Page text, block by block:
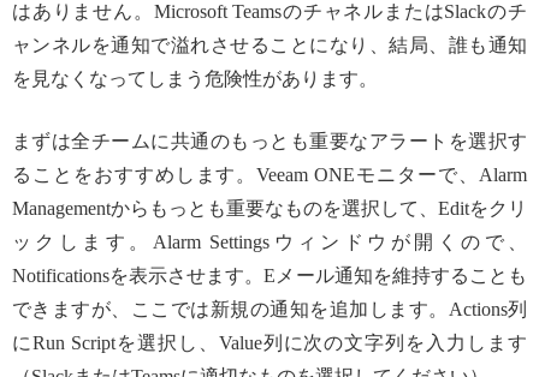
はありません。Microsoft TeamsのチャネルまたはSlackのチ
ャンネルを通知で溢れさせることになり、結局、誰も通知
を見なくなってしまう危険性があります。
まずは全チームに共通のもっとも重要なアラートを選択す
ることをおすすめします。Veeam ONEモニターで、Alarm
Managementからもっとも重要なものを選択して、Editをクリ
ックします。Alarm Settingsウィンドウが開くので、
Notificationsを表示させます。Eメール通知を維持することも
できますが、ここでは新規の通知を追加します。Actions列
にRun Scriptを選択し、Value列に次の文字列を入力します